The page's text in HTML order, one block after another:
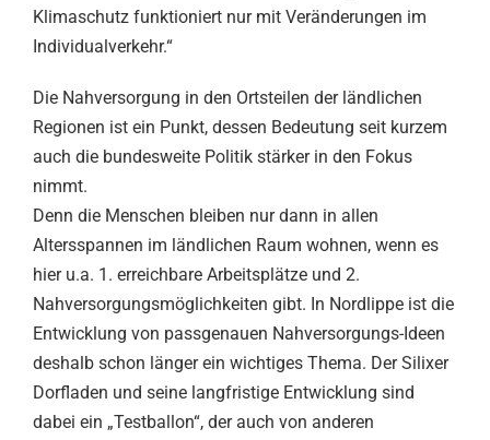
Klimaschutz funktioniert nur mit Veränderungen im
Individualverkehr.“
Die Nahversorgung in den Ortsteilen der ländlichen
Regionen ist ein Punkt, dessen Bedeutung seit kurzem
auch die bundesweite Politik stärker in den Fokus
nimmt.
Denn die Menschen bleiben nur dann in allen
Altersspannen im ländlichen Raum wohnen, wenn es
hier u.a. 1. erreichbare Arbeitsplätze und 2.
Nahversorgungsmöglichkeiten gibt. In Nordlippe ist die
Entwicklung von passgenauen Nahversorgungs-Ideen
deshalb schon länger ein wichtiges Thema. Der Silixer
Dorfladen und seine langfristige Entwicklung sind
dabei ein „Testballon“, der auch von anderen